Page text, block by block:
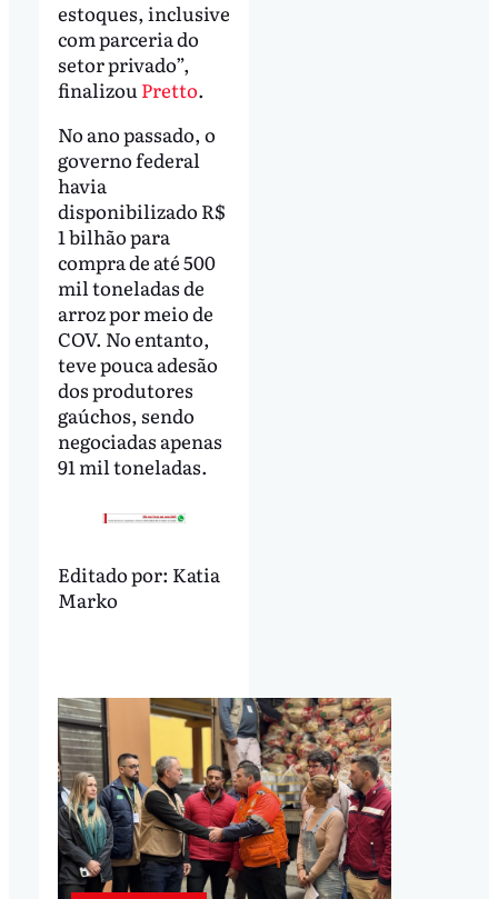
estoques, inclusive
com parceria do
setor privado”,
finalizouPretto.
No ano passado, o
governo federal
havia
disponibilizado R$
1 bilhão para
compra de até 500
mil toneladas de
arroz por meio de
COV. No entanto,
teve pouca adesão
dos produtores
gaúchos, sendo
negociadas apenas
91 mil toneladas.
Editado por: Katia
Marko